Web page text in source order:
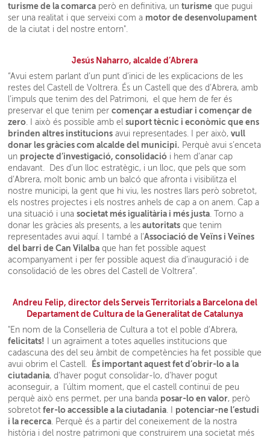
turisme de la comarca però en definitiva, unturisme que pugui
ser una realitat i que serveixi com a motor de desenvolupament
de la ciutat i del nostre entorn".
Jesús Naharro, alcalde d’Abrera
“Avui estem parlant d’un punt d’inici de les explicacions de les
restes del Castell de Voltrera. És un Castell que des d’Abrera, amb
l’impuls que tenim des del Patrimoni, el que hem de fer és
preservar el que tenim percomençar a estudiar i començar de
zero. I això és possible amb elsuport tècnic i econòmic que ens
brinden altres institucions avui representades. I per això,vull
donar les gràcies com alcalde del municipi. Perquè avui s’enceta
un projecte d’investigació, consolidació i hem d’anar cap
endavant. Des d’un lloc estratègic, i un lloc, que pels que som
d’Abrera, molt bonic amb un balcó que afronta i visibilitza el
nostre municipi, la gent que hi viu, les nostres llars però sobretot,
els nostres projectes i els nostres anhels de cap a on anem. Cap a
una situació i unasocietat més igualitària i més justa. Torno a
donar les gràcies als presents, a les autoritats que tenim
representades avui aquí. I també a l’Associació de Veïns i Veïnes
del barri de Can Vilalba que han fet possible aquest
acompanyament i per fer possible aquest dia d’inauguració i de
consolidació de les obres del Castell de Voltrera”.
Andreu Felip, director dels Serveis Territorials a Barcelona del
Departament de Cultura de la Generalitat de Catalunya
"En nom de la Conselleria de Cultura a tot el poble d’Abrera,
felicitats! I un agraïment a totes aquelles institucions que
cadascuna des del seu àmbit de competències ha fet possible que
avui obrim el Castell.
És important aquest fet d’obrir-lo a la
ciutadania, d’haver pogut consolidar-lo, d’haver pogut
aconseguir, a l’últim moment, que el castell continuï de peu
perquè això ens permet, per una banda posar-lo en valor, però
sobretot fer-lo accessible a la ciutadania. I potenciar-ne l’estudi
i la recerca. Perquè és a partir del coneixement de la nostra
història i del nostre patrimoni que construirem una societat més